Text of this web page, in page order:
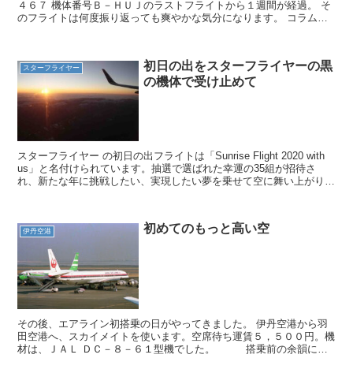
４６７ 機体番号Ｂ－ＨＵＪのラストフライトから１週間が経過。 そ
のフライトは何度振り返っても爽やかな気分になります。 コラムの
スターフライヤー
初日の出をスターフライヤーの黒
の機体で受け止めて
スターフライヤー の初日の出フライトは「Sunrise Flight 2020 with
us」と名付けられています。抽選で選ばれた幸運の35組が招待さ
れ、新たな年に挑戦したい、実現したい夢を乗せて空に舞い上がりま
伊丹空港 初めてのもっと高い空
その後、エアライン初搭乗の日がやってきました。 伊丹空港から羽
田空港へ、スカイメイトを使います。空席待ち運賃５，５００円。機
材は、ＪＡＬ ＤＣ－８－６１型機でした。 搭乗前の余韻に浸